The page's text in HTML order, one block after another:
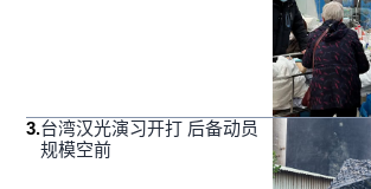
3.台湾汉光演习开打 后备动员
规模空前